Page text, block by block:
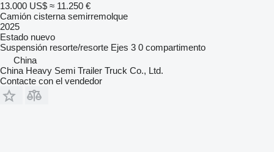
13.000 US$ ≈ 11.250 €
Camión cisterna semirremolque
2025
Estado nuevo
Suspensión resorte/resorte Ejes 3 0 compartimento
China
China Heavy Semi Trailer Truck Co., Ltd.
Contacte con el vendedor